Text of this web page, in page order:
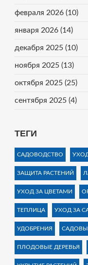
февраля 2026 (10)
января 2026 (14)
декабря 2025 (10)
ноября 2025 (13)
октября 2025 (25)
сентября 2025 (4)
ТЕГИ
САДОВОДСТВО
ЗАЩИТА РАСТЕНИЙ
УХОД ЗА ЦВЕТАМИ
ТЕПЛИЦА УХОД ЗА
УДОБРЕНИЯ
ПЛОДОВЫЕ ДЕРЕВЬЯ